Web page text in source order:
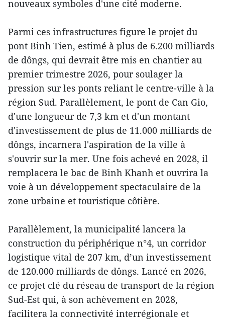
nouveaux symboles d'une cité moderne.
Parmi ces infrastructures figure le projet du
pont Binh Tien, estimé à plus de 6.200 milliards
de dôngs, qui devrait être mis en chantier au
premier trimestre 2026, pour soulager la
pression sur les ponts reliant le centre-ville à la
région Sud. Parallèlement, le pont de Can Gio,
d'une longueur de 7,3 km et d'un montant
d'investissement de plus de 11.000 milliards de
dôngs, incarnera l'aspiration de la ville à
s'ouvrir sur la mer. Une fois achevé en 2028, il
remplacera le bac de Binh Khanh et ouvrira la
voie à un développement spectaculaire de la
zone urbaine et touristique côtière.
Parallèlement, la municipalité lancera la
construction du périphérique n°4, un corridor
logistique vital de 207 km, d’un investissement
de 120.000 milliards de dôngs. Lancé en 2026,
ce projet clé du réseau de transport de la région
Sud-Est qui, à son achèvement en 2028,
facilitera la connectivité interrégionale et